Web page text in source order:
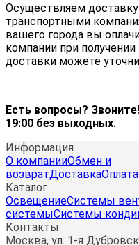
Осуществляем
транспортными
вашего города вы
компании при
доставки можете
Есть вопросы?
19:00 без выходных.
Информация
О компанииОбмен и
возвратДоставкаОплата
Каталог
ОсвещениеСистемы
системыСистемы
Контакты
Москва, ул. 1-я